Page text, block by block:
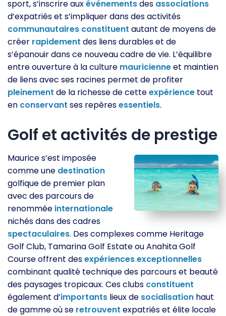
sport, s’inscrire auxévénementsdes associations
d’expatriés et s’impliquer dans des activités
communautaires constituent autant de moyens de
créer rapidement des liens durables et de
s’épanouir dans ce nouveau cadre de vie. L’équilibre
entre ouverture à la culture mauricienneet maintien
de liens avec ses racines permet de profiter
pleinement de la richesse de cetteexpérience tout
en conservant ses repèresessentiels.
Golf et activités de prestige
Maurice s’est imposée
comme une destination
golfique de premier plan
avec des parcours de
renommée internationale
nichés dans des cadres
spectaculaires. Des complexes comme Heritage
Golf Club, Tamarina Golf Estate ou Anahita Golf
Course offrent desexpériencesexceptionnelles
combinant qualité technique des parcours et beauté
des paysages tropicaux. Ces clubs constituent
également d’importants lieux de socialisation haut
de gamme où se retrouvent expatriés et élite locale